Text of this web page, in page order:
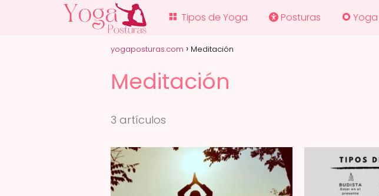
Tipos de Yoga Posturas
yogaposturas.com Meditación
Meditación
3 artículos